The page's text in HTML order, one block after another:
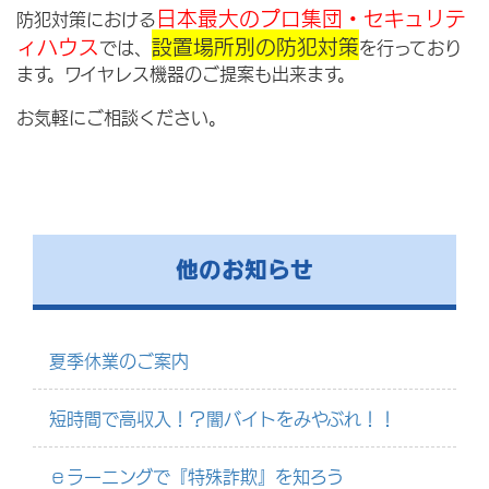
防犯対策における日本最大のプロ集団・セキュリテ
ィハウスでは、 設置場所別の防犯対策を行っており
ます。ワイヤレス機器のご提案も出来ます。
お気軽にご相談ください。
他のお知らせ
夏季休業のご案内
短時間で高収入！？闇バイトをみやぶれ！！
ｅラーニングで『特殊詐欺』を知ろう